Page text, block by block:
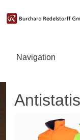
Navigation